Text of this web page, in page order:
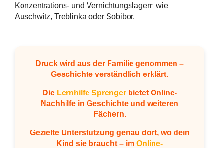
Konzentrations- und Vernichtungslagern wie
Auschwitz, Treblinka oder Sobibor.
Druck wird aus der Familie genommen –
Geschichte verständlich erklärt.
Die Lernhilfe Sprengerbietet Online-
Nachhilfe in Geschichte und weiteren
Fächern.
Gezielte Unterstützung genau dort, wo dein
Kind sie braucht – im Online-